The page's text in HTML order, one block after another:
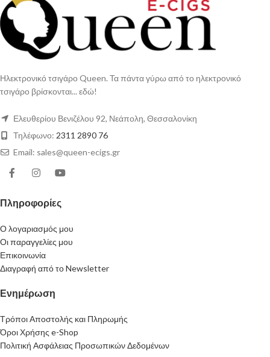
Ηλεκτρονικό τσιγάρο Queen. Τα πάντα γύρω από το ηλεκτρονικό
τσιγάρο βρίσκονται... εδώ!
Ελευθερίου Βενιζέλου 92, Νεάπολη, Θεσσαλονίκη
Τηλέφωνο: 2311 2890 76
Email: sales@queen-ecigs.gr
Πληροφορίες
Ο λογαριασμός μου
Οι παραγγελίες μου
Επικοινωνία
Διαγραφή από το Newsletter
Ενημέρωση
Τρόποι Αποστολής και Πληρωμής
Όροι Χρήσης e-Shop
Πολιτική Ασφάλειας Προσωπικών Δεδομένων